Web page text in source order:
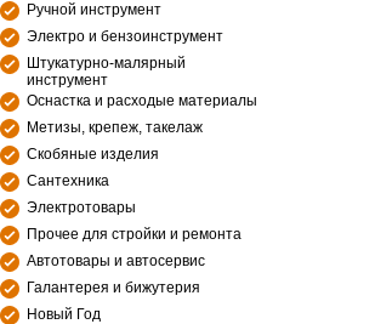
Ручной инструмент
Электро и бензоинструмент
Штукатурно-малярный
инструмент
Оснастка и расходые материалы
Метизы, крепеж, такелаж
Скобяные изделия
Сантехника
Электротовары
Прочее для стройки и ремонта
Автотовары и автосервис
Галантерея и бижутерия
Новый Год